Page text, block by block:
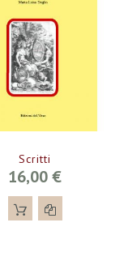
Scritti
16,00 €